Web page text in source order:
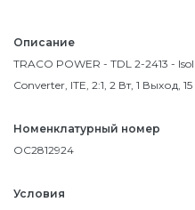
Описание
TRACO POWER - TDL 2-2413 -
Converter, ITE, 2:1, 2 Вт, 1 Выход,
Номенклатурный номер
OC2812924
Условия